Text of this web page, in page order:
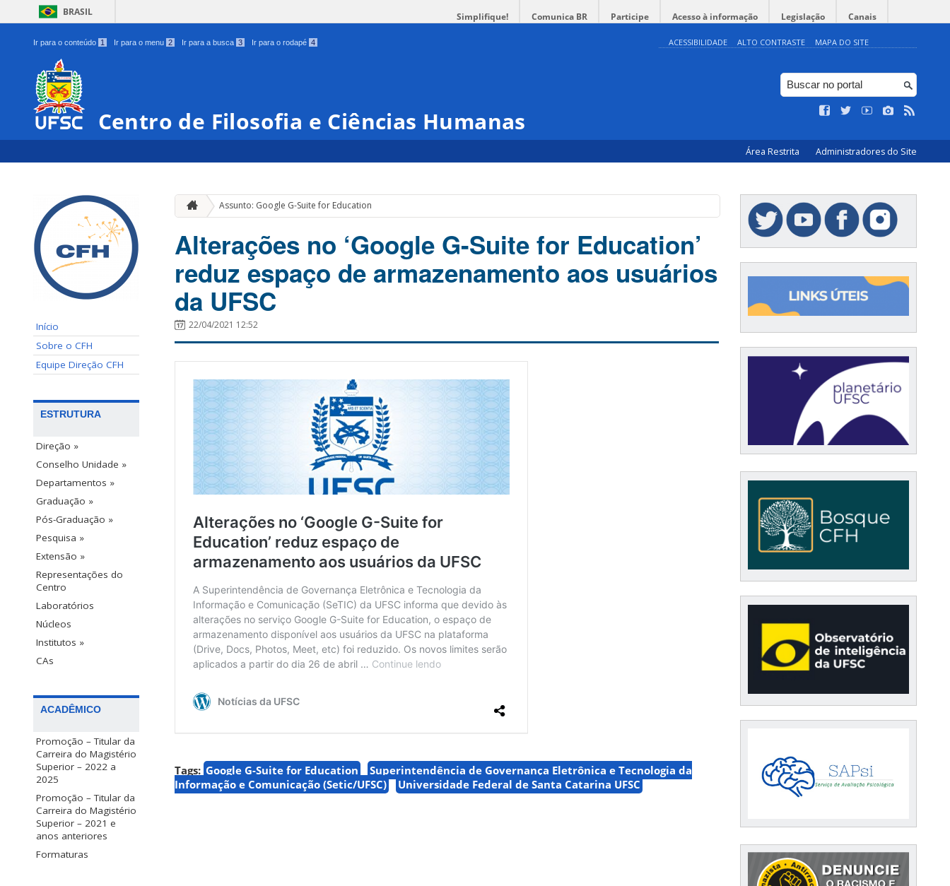
BRASIL Simplifique! Comunica BR Participe Acesso à informação Legislação Canais
Ir para o conteúdo 1 Ir para o menu 2 Ir para a busca 3 Ir para o rodapé 4 ACESSIBILIDADE ALTO CONTRASTE MAPA DO SITE
Centro de Filosofia e Ciências Humanas
Área Restrita Administradores do Site
Início
Sobre o CFH
Equipe Direção CFH
ESTRUTURA
Direção »
Conselho Unidade »
Departamentos »
Graduação »
Pós-Graduação »
Pesquisa »
Extensão »
Representações do
Centro
Laboratórios
Núcleos
Institutos »
CAs
ACADÊMICO
Promoção – Titular da
Carreira do Magistério
Superior – 2022 a
2025
Promoção – Titular da
Carreira do Magistério
Superior – 2021 e
anos anteriores
Formaturas
Assunto: Google G-Suite for Education
Alterações no ‘Google G-Suite for Education’
reduz espaço de armazenamento aos usuários
da UFSC
22/04/2021 12:52
Tags: Google G-Suite for Education
Superintendência de Governança Eletrônica e Tecnologia da
Informação e Comunicação (Setic/UFSC)
Universidade Federal de Santa Catarina UFSC